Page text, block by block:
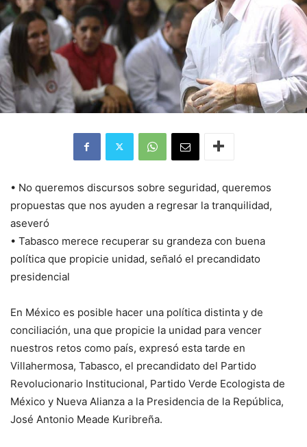
• No queremos discursos sobre seguridad, queremos
propuestas que nos ayuden a regresar la tranquilidad,
aseveró
• Tabasco merece recuperar su grandeza con buena
política que propicie unidad, señaló el precandidato
presidencial
En México es posible hacer una política distinta y de
conciliación, una que propicie la unidad para vencer
nuestros retos como país, expresó esta tarde en
Villahermosa, Tabasco, el precandidato del Partido
Revolucionario Institucional, Partido Verde Ecologista de
México y Nueva Alianza a la Presidencia de la República,
José Antonio Meade Kuribreña.